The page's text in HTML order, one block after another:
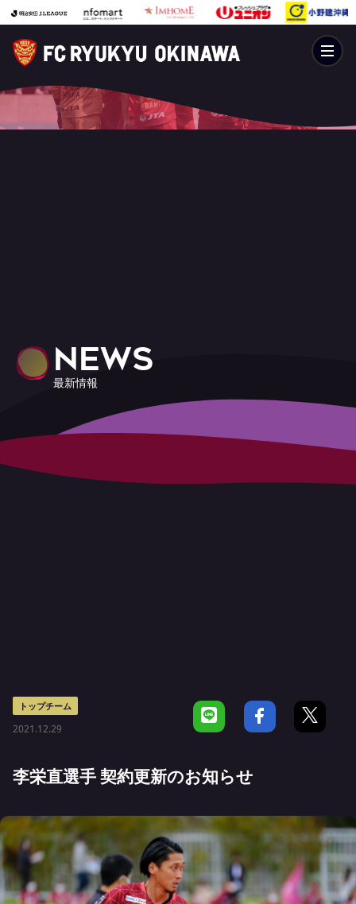
NEWS
最新情報
トップチーム
2021.12.29
李栄直選手 契約更新のお知らせ